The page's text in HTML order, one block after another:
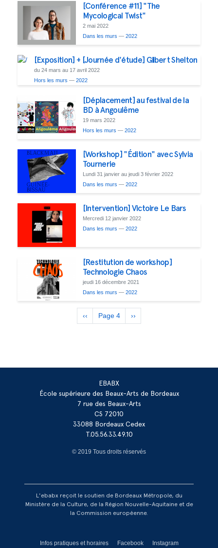
[Conférence #11] "The
Mycological Twist"
2 mai 2022
Dans les murs — 2022
[Exposition] + [Journée d'étude] Gilbert Shelton
du 24 mars au 17 avril 2022
Hors les murs — 2022
[Déplacement] au festival de la
BD à Angoulême
19 mars 2022
Hors les murs — 2022
[Workshop] "Édition" avec Sylvia
Tournerie
Lundi 31 janvier au jeudi 3 février 2022
Dans les murs — 2022
[Intervention] Victoire Le Bars
Mercredi 12 janvier 2022
Dans les murs — 2022
[Restitution de workshop]
Technologie Chaos
jeudi 16 décembre 2021
Dans les murs — 2022
Pagination
Page
précédente
‹‹ Page 4
Page
suivante
››
EBABX
École supérieure des Beaux-Arts de Bordeaux
7 rue des Beaux-Arts
CS 72010
33088 Bordeaux Cedex
T.05.56.33.49.10
© 2019 Tous droits réservés
L'ebabx reçoit le soutien de Bordeaux Métropole, du
Ministère de la Culture, de la Région Nouvelle-Aquitaine et de
la Commission européenne.
Infos pratiques et horaires Facebook Instagram